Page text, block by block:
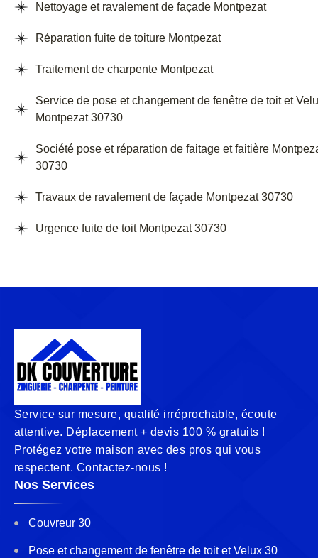
Nettoyage et ravalement de façade Montpezat
Réparation fuite de toiture Montpezat
Traitement de charpente Montpezat
Service de pose et changement de fenêtre de toit et
Montpezat 30730
Société pose et réparation de faitage et faitière
30730
Travaux de ravalement de façade Montpezat 30730
Urgence fuite de toit Montpezat 30730
Service sur mesure, qualité irréprochable, écoute
attentive. Déplacement + devis 100 % gratuits !
Protégez votre maison avec des pros qui vous
respectent. Contactez-nous !
Nos Services
Couvreur 30
Pose et changement de fenêtre de toit et Velux 30